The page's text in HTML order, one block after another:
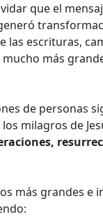
que el
las escrituras,
más
de personas
milagros de
más grandes e